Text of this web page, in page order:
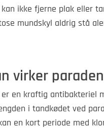
ikke fjerne plak eller
mundskyl aldrig stå
virker
er en kraftig antibakteriel
i tandkødet ved
en kort periode med